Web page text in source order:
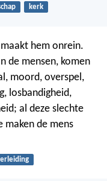
kerk
hem onrein.
de mensen, komen
moord, overspel,
losbandigheid,
al deze slechte
maken de mens